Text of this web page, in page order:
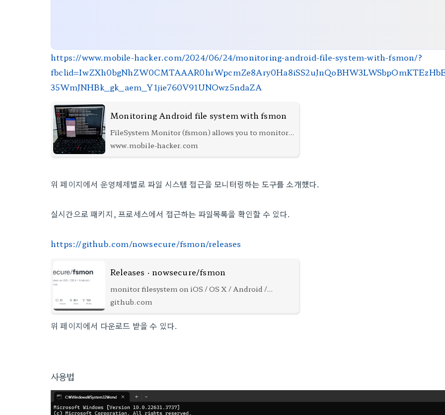
https://www.mobile-hacker.com/2024/06/24/monitoring-android-file-system-with-fsmon/?
35WmJNHBk_gk_aem_Y1jie760V91UNOwz5ndaZA
Monitoring Android file system with fsmon
FileSystem Monitor (fsmon) allows you to monitor
file system events at runtime on Linux, OSX, iOS
www.mobile-hacker.com
위 페이지에서 운영체제별로 파일 시스템 접근을 모니터링하는 도구를 소개했다.
실시간으로 패키지, 프로세스에서 접근하는 파일목록을 확인할 수 있다.
https://github.com/nowsecure/fsmon/releases
Releases · nowsecure/fsmon
monitor filesystem on iOS / OS X / Android /
FirefoxOS / Linux - nowsecure/fsmon
github.com
위 페이지에서 다운로드 받을 수 있다.
사용법